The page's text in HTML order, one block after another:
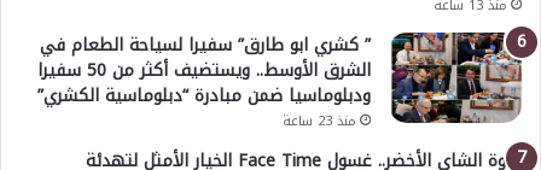
منذ 13 ساعة
” كشري ابو طارق” سفيرا لسياحة الطعام في
الشرق الأوسط.. ويستضيف أكثر من 50 سفيرا
ودبلوماسيا ضمن مبادرة “دبلوماسية الكشري”
منذ 23 ساعة
قوة الشاي الأخضر.. غسول Face Time الخيار الأمثل لتهدئة